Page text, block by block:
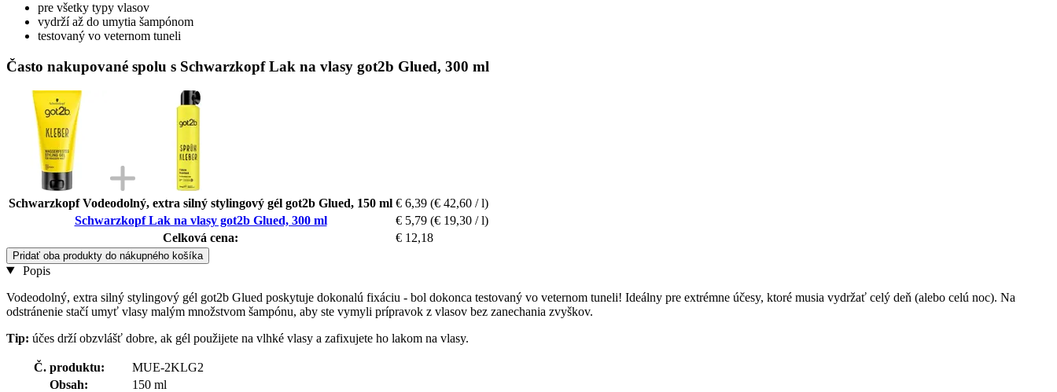
pre všetky typy vlasov
vydrží až do umytia šampónom
testovaný vo veternom tuneli
Často nakupované spolu s Schwarzkopf Lak na vlasy got2b Glued, 300 ml
Schwarzkopf Vodeodolný, extra silný stylingový gél got2b Glued, 150 ml € 6,39 (€ 42,60 / l)
Schwarzkopf Lak na vlasy got2b Glued, 300 ml
€ 5,79 (€ 19,30 / l)
Celková cena:
€ 12,18
Pridať oba produkty do nákupného košíka
Popis
Vodeodolný, extra silný stylingový gél got2b Glued poskytuje dokonalú fixáciu - bol dokonca testovaný vo veternom tuneli! Ideálny pre extrémne účesy, ktoré musia vydržať celý deň (alebo celú noc). Na
odstránenie stačí umyť vlasy malým množstvom šampónu, aby ste vymyli prípravok z vlasov bez zanechania zvyškov.
Tip: účes drží obzvlášť dobre, ak gél použijete na vlhké vlasy a zafixujete ho lakom na vlasy.
Č. produktu:
MUE-2KLG2
Obsah:
150 ml